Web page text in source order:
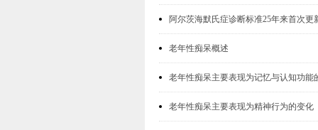
阿尔茨海默氏症诊断标准25年来首次更
老年性痴呆概述
老年性痴呆主要表现为记忆与认知功能
老年性痴呆主要表现为精神行为的变化